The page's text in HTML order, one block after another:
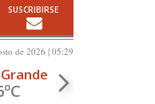
SUSCRIBIRSE
de 2026 | 05:29